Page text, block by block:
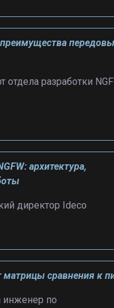
отдела разработки
архитектура,
директор Ideco
матрицы сравнения к
инженер по